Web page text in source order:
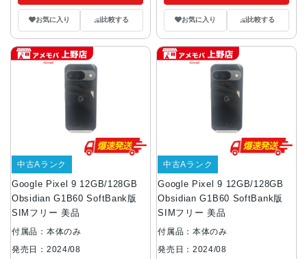
お気に入り 比較する お気に入り 比較する
Google Pixel 9 12GB/128GB
Obsidian G1B60 SoftBank版
SIMフリー 美品
中古Aランク
付属品：本体のみ
発売日：2024/08
Google Pixel 9 12GB/128GB
Obsidian G1B60 SoftBank版
SIMフリー 美品
中古Aランク
付属品：本体のみ
発売日：2024/08